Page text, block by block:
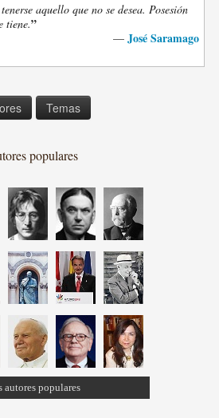
aquello que no se desea. Posesión
tiene.”
— José Saramago
Temas
populares
autores populares